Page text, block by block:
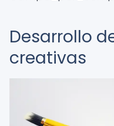
Desarrollo
creativas